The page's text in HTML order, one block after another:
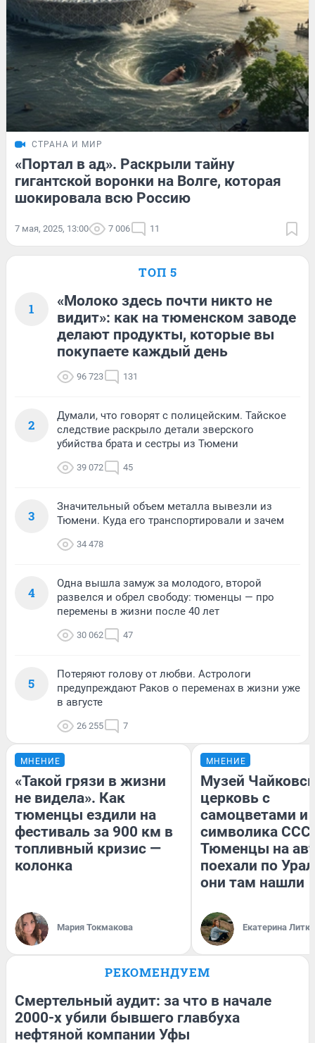
СТРАНА И МИР
«Портал в ад». Раскрыли тайну
гигантской воронки на Волге, которая
шокировала всю Россию
7 мая, 2025, 13:00 7 006 11
ТОП 5
1
«Молоко здесь почти никто не
видит»: как на тюменском заводе
делают продукты, которые вы
покупаете каждый день
96 723 131
2
Думали, что говорят с полицейским. Тайское
следствие раскрыло детали зверского
убийства брата и сестры из Тюмени
39 072 45
3
Значительный объем металла вывезли из
Тюмени. Куда его транспортировали и зачем
34 478
4
Одна вышла замуж за молодого, второй
развелся и обрел свободу: тюменцы — про
перемены в жизни после 40 лет
30 062 47
5
Потеряют голову от любви. Астрологи
предупреждают Раков о переменах в жизни уже
в августе
26 255 7
МНЕНИЕ
«Такой грязи в жизни
не видела». Как
тюменцы ездили на
фестиваль за 900 км в
топливный кризис —
колонка
Мария Токмакова
МНЕНИЕ
Музей
церковь с
самоцветами и
символика
Тюменцы на
поехали по
они там нашли
Екатерина
РЕКОМЕНДУЕМ
Смертельный аудит: за что в начале
2000-х убили бывшего главбуха
нефтяной компании Уфы